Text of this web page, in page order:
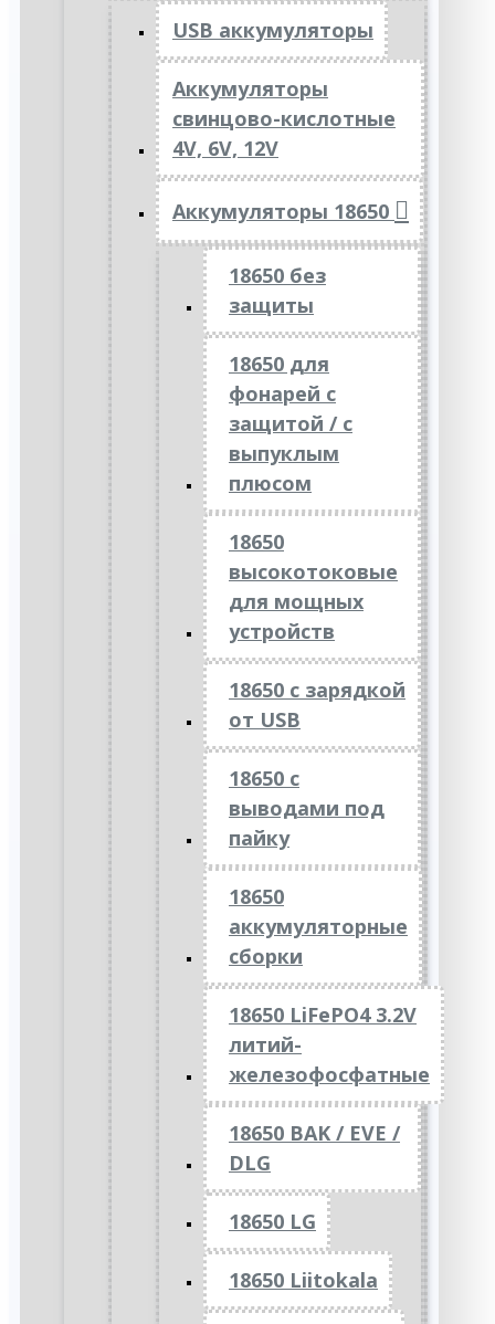
USB аккумуляторы
Аккумуляторы
свинцово-кислотные
4V, 6V, 12V
Аккумуляторы 18650
18650 без
защиты
18650 для
фонарей с
защитой / с
выпуклым
плюсом
18650
высокотоковые
для мощных
устройств
18650 с зарядкой
от USB
18650 с
выводами под
пайку
18650
аккумуляторные
сборки
18650 LiFePO4 3.2V
литий-
железофосфатные
18650 BAK / EVE /
DLG
18650 LG
18650 Liitokala